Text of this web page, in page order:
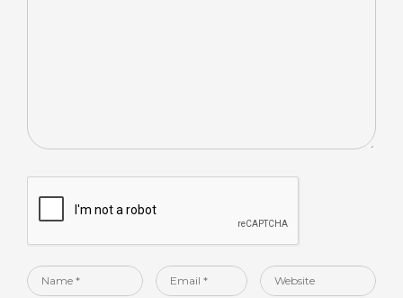
Name
Email
Website